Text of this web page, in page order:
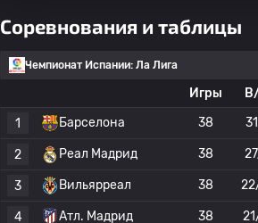
Соревнования и таблицы
Чемпионат Испании: Ла Лига
Игры
1
Барселона 38
2 Реал Мадрид 38
3 Вильярреал 38
4 Атл. Мадрид 38